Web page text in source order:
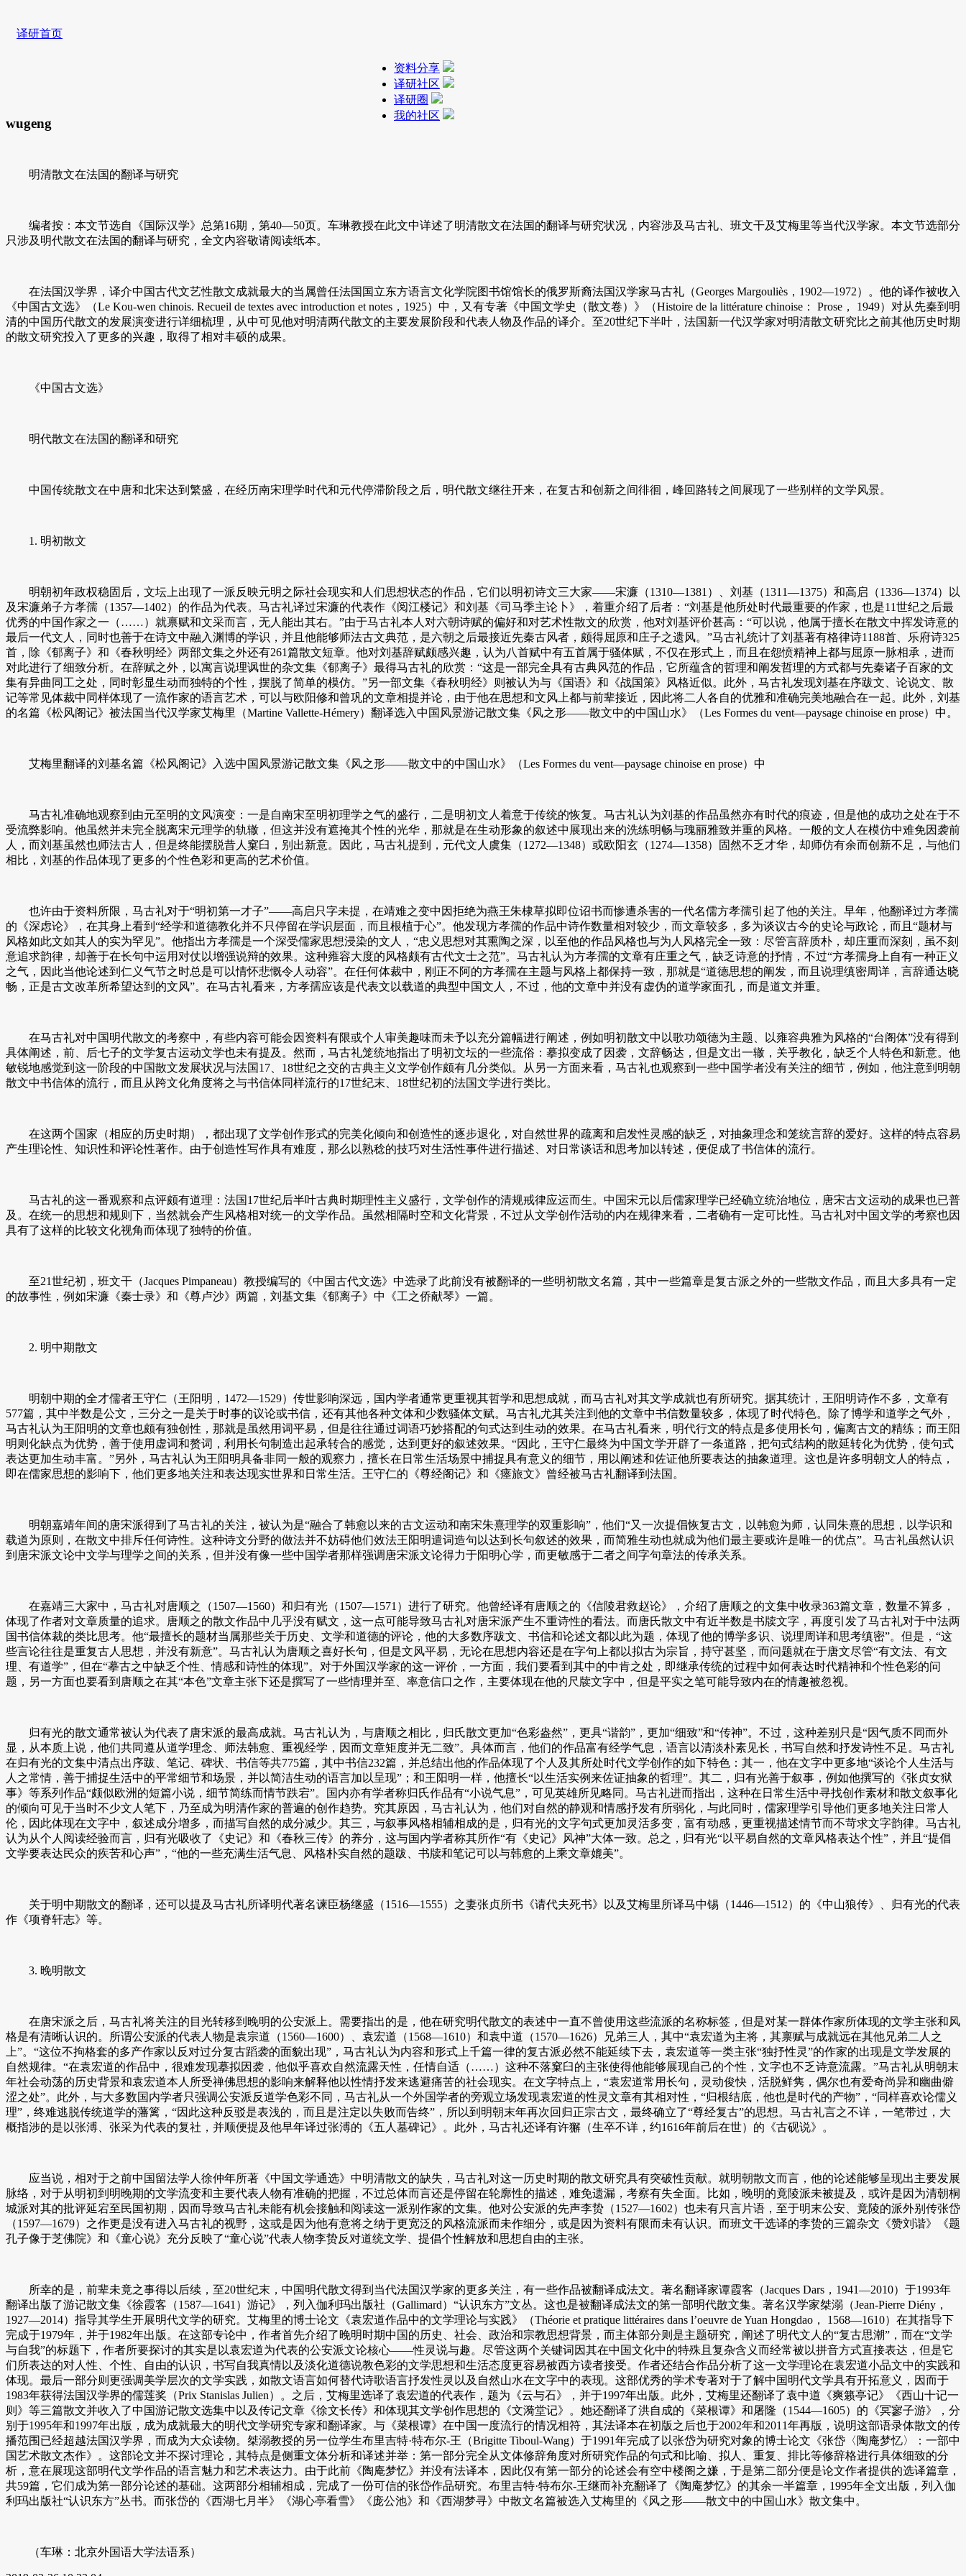
译研首页
资料分享
译研社区
译研圈
我的社区
wugeng
明清散文在法国的翻译与研究
编者按：本文节选自《国际汉学》总第16期，第40—50页。车琳教授在此文中详述了明清散文在法国的翻译与研究状况，内容涉及马古礼、班文干及艾梅里等当代汉学家。本文节选部分
只涉及明代散文在法国的翻译与研究，全文内容敬请阅读纸本。
在法国汉学界，译介中国古代文艺性散文成就最大的当属曾任法国国立东方语言文化学院图书馆馆长的俄罗斯裔法国汉学家马古礼（Georges Margouliès，1902—1972）。他的译作被收入
《中国古文选》（Le Kou-wen chinois. Recueil de textes avec introduction et notes，1925）中，又有专著《中国文学史（散文卷）》（Histoire de la littérature chinoise： Prose， 1949）对从先秦到明
清的中国历代散文的发展演变进行详细梳理，从中可见他对明清两代散文的主要发展阶段和代表人物及作品的译介。至20世纪下半叶，法国新一代汉学家对明清散文研究比之前其他历史时期
的散文研究投入了更多的兴趣，取得了相对丰硕的成果。
《中国古文选》
明代散文在法国的翻译和研究
中国传统散文在中唐和北宋达到繁盛，在经历南宋理学时代和元代停滞阶段之后，明代散文继往开来，在复古和创新之间徘徊，峰回路转之间展现了一些别样的文学风景。
1. 明初散文
明朝初年政权稳固后，文坛上出现了一派反映元明之际社会现实和人们思想状态的作品，它们以明初诗文三大家——宋濂（1310—1381）、刘基（1311—1375）和高启（1336—1374）以
及宋濂弟子方孝孺（1357—1402）的作品为代表。马古礼译过宋濂的代表作《阅江楼记》和刘基《司马季主论卜》，着重介绍了后者：“刘基是他所处时代最重要的作家，也是11世纪之后最
优秀的中国作家之一（……）就禀赋和文采而言，无人能出其右。”由于马古礼本人对六朝诗赋的偏好和对艺术性散文的欣赏，他对刘基评价甚高：“可以说，他属于擅长在散文中挥发诗意的
最后一代文人，同时也善于在诗文中融入渊博的学识，并且他能够师法古文典范，是六朝之后最接近先秦古风者，颇得屈原和庄子之遗风。”马古礼统计了刘基著有格律诗1188首、乐府诗325
首，除《郁离子》和《春秋明经》两部文集之外还有261篇散文短章。他对刘基辞赋颇感兴趣，认为八首赋中有五首属于骚体赋，不仅在形式上，而且在怨愤精神上都与屈原一脉相承，进而
对此进行了细致分析。在辞赋之外，以寓言说理讽世的杂文集《郁离子》最得马古礼的欣赏：“这是一部完全具有古典风范的作品，它所蕴含的哲理和阐发哲理的方式都与先秦诸子百家的文
集有异曲同工之处，同时彰显生动而独特的个性，摆脱了简单的模仿。”另一部文集《春秋明经》则被认为与《国语》和《战国策》风格近似。此外，马古礼发现刘基在序跋文、论说文、散
记等常见体裁中同样体现了一流作家的语言艺术，可以与欧阳修和曾巩的文章相提并论，由于他在思想和文风上都与前辈接近，因此将二人各自的优雅和准确完美地融合在一起。此外，刘基
的名篇《松风阁记》被法国当代汉学家艾梅里（Martine Vallette-Hémery）翻译选入中国风景游记散文集《风之形——散文中的中国山水》（Les Formes du vent—paysage chinoise en prose）中。
艾梅里翻译的刘基名篇《松风阁记》入选中国风景游记散文集《风之形——散文中的中国山水》（Les Formes du vent—paysage chinoise en prose）中
马古礼准确地观察到由元至明的文风演变：一是自南宋至明初理学之气的盛行，二是明初文人着意于传统的恢复。马古礼认为刘基的作品虽然亦有时代的痕迹，但是他的成功之处在于不
受流弊影响。他虽然并未完全脱离宋元理学的轨辙，但这并没有遮掩其个性的光华，那就是在生动形象的叙述中展现出来的洗练明畅与瑰丽雅致并重的风格。一般的文人在模仿中难免因袭前
人，而刘基虽然也师法古人，但是终能摆脱昔人窠臼，别出新意。因此，马古礼提到，元代文人虞集（1272—1348）或欧阳玄（1274—1358）固然不乏才华，却师仿有余而创新不足，与他们
相比，刘基的作品体现了更多的个性色彩和更高的艺术价值。
也许由于资料所限，马古礼对于“明初第一才子”——高启只字未提，在靖难之变中因拒绝为燕王朱棣草拟即位诏书而惨遭杀害的一代名儒方孝孺引起了他的关注。早年，他翻译过方孝孺
的《深虑论》，在其身上看到“经学和道德教化并不只停留在学识层面，而且根植于心”。他发现方孝孺的作品中诗作数量相对较少，而文章较多，多为谈议古今的史论与政论，而且“题材与
风格如此文如其人的实为罕见”。他指出方孝孺是一个深受儒家思想浸染的文人，“忠义思想对其熏陶之深，以至他的作品风格也与为人风格完全一致：尽管言辞质朴，却庄重而深刻，虽不刻
意追求韵律，却善于在长句中运用对仗以增强说辩的效果。这种雍容大度的风格颇有古代文士之范”。马古礼认为方孝孺的文章有庄重之气，缺乏诗意的抒情，不过“方孝孺身上自有一种正义
之气，因此当他论述到仁义气节之时总是可以情怀悲慨令人动容”。在任何体裁中，刚正不阿的方孝孺在主题与风格上都保持一致，那就是“道德思想的阐发，而且说理缜密周详，言辞通达晓
畅，正是古文改革所希望达到的文风”。在马古礼看来，方孝孺应该是代表文以载道的典型中国文人，不过，他的文章中并没有虚伪的道学家面孔，而是道文并重。
在马古礼对中国明代散文的考察中，有些内容可能会因资料有限或个人审美趣味而未予以充分篇幅进行阐述，例如明初散文中以歌功颂德为主题、以雍容典雅为风格的“台阁体”没有得到
具体阐述，前、后七子的文学复古运动文学也未有提及。然而，马古礼笼统地指出了明初文坛的一些流俗：摹拟变成了因袭，文辞畅达，但是文出一辙，关乎教化，缺乏个人特色和新意。他
敏锐地感觉到这一阶段的中国散文发展状况与法国17、18世纪之交的古典主义文学创作颇有几分类似。从另一方面来看，马古礼也观察到一些中国学者没有关注的细节，例如，他注意到明朝
散文中书信体的流行，而且从跨文化角度将之与书信体同样流行的17世纪末、18世纪初的法国文学进行类比。
在这两个国家（相应的历史时期），都出现了文学创作形式的完美化倾向和创造性的逐步退化，对自然世界的疏离和启发性灵感的缺乏，对抽象理念和笼统言辞的爱好。这样的特点容易
产生理论性、知识性和评论性著作。由于创造性写作具有难度，那么以熟稔的技巧对生活性事件进行描述、对日常谈话和思考加以转述，便促成了书信体的流行。
马古礼的这一番观察和点评颇有道理：法国17世纪后半叶古典时期理性主义盛行，文学创作的清规戒律应运而生。中国宋元以后儒家理学已经确立统治地位，唐宋古文运动的成果也已普
及。在统一的思想和规则下，当然就会产生风格相对统一的文学作品。虽然相隔时空和文化背景，不过从文学创作活动的内在规律来看，二者确有一定可比性。马古礼对中国文学的考察也因
具有了这样的比较文化视角而体现了独特的价值。
至21世纪初，班文干（Jacques Pimpaneau）教授编写的《中国古代文选》中选录了此前没有被翻译的一些明初散文名篇，其中一些篇章是复古派之外的一些散文作品，而且大多具有一定
的故事性，例如宋濂《秦士录》和《尊卢沙》两篇，刘基文集《郁离子》中《工之侨献琴》一篇。
2. 明中期散文
明朝中期的全才儒者王守仁（王阳明，1472—1529）传世影响深远，国内学者通常更重视其哲学和思想成就，而马古礼对其文学成就也有所研究。据其统计，王阳明诗作不多，文章有
577篇，其中半数是公文，三分之一是关于时事的议论或书信，还有其他各种文体和少数骚体文赋。马古礼尤其关注到他的文章中书信数量较多，体现了时代特色。除了博学和道学之气外，
马古礼认为王阳明的文章也颇有独创性，那就是虽然用词平易，但是往往通过词语巧妙搭配的句式达到生动的效果。在马古礼看来，明代行文的特点是多使用长句，偏离古文的精练；而王阳
明则化缺点为优势，善于使用虚词和赘词，利用长句制造出起承转合的感觉，达到更好的叙述效果。“因此，王守仁最终为中国文学开辟了一条道路，把句式结构的散延转化为优势，使句式
表达更加生动丰富。”另外，马古礼认为王阳明具备非同一般的观察力，擅长在日常生活场景中捕捉具有意义的细节，用以阐述和佐证他所要表达的抽象道理。这也是许多明朝文人的特点，
即在儒家思想的影响下，他们更多地关注和表达现实世界和日常生活。王守仁的《尊经阁记》和《瘗旅文》曾经被马古礼翻译到法国。
明朝嘉靖年间的唐宋派得到了马古礼的关注，被认为是“融合了韩愈以来的古文运动和南宋朱熹理学的双重影响”，他们“又一次提倡恢复古文，以韩愈为师，认同朱熹的思想，以学识和
载道为原则，在散文中排斥任何诗性。这种诗文分野的做法并不妨碍他们效法王阳明遣词造句以达到长句叙述的效果，而简雅生动也就成为他们最主要或许是唯一的优点”。马古礼虽然认识
到唐宋派文论中文学与理学之间的关系，但并没有像一些中国学者那样强调唐宋派文论得力于阳明心学，而更敏感于二者之间字句章法的传承关系。
在嘉靖三大家中，马古礼对唐顺之（1507—1560）和归有光（1507—1571）进行了研究。他曾经译有唐顺之的《信陵君救赵论》，介绍了唐顺之的文集中收录363篇文章，数量不算多，
体现了作者对文章质量的追求。唐顺之的散文作品中几乎没有赋文，这一点可能导致马古礼对唐宋派产生不重诗性的看法。而唐氏散文中有近半数是书牍文字，再度引发了马古礼对于中法两
国书信体裁的类比思考。他“最擅长的题材当属那些关于历史、文学和道德的评论，他的大多数序跋文、书信和论述文都以此为题，体现了他的博学多识、说理周详和思考缜密”。但是，“这
些言论往往是重复古人思想，并没有新意”。马古礼认为唐顺之喜好长句，但是文风平易，无论在思想内容还是在字句上都以拟古为宗旨，持守甚坚，而问题就在于唐文尽管“有文法、有文
理、有道学”，但在“摹古之中缺乏个性、情感和诗性的体现”。对于外国汉学家的这一评价，一方面，我们要看到其中的中肯之处，即继承传统的过程中如何表达时代精神和个性色彩的问
题，另一方面也要看到唐顺之在其“本色”文章主张下还是撰写了一些情理并至、率意信口之作，主要体现在他的尺牍文字中，但是平实之笔可能导致内在的情趣被忽视。
归有光的散文通常被认为代表了唐宋派的最高成就。马古礼认为，与唐顺之相比，归氏散文更加“色彩盎然”，更具“谐韵”，更加“细致”和“传神”。不过，这种差别只是“因气质不同而外
显，从本质上说，他们共同遵从道学理念、师法韩愈、重视经学，因而文章矩度并无二致”。具体而言，他们的作品富有经学气息，语言以清淡朴素见长，书写自然和抒发诗性不足。马古礼
在归有光的文集中清点出序跋、笔记、碑状、书信等共775篇，其中书信232篇，并总结出他的作品体现了个人及其所处时代文学创作的如下特色：其一，他在文字中更多地“谈论个人生活与
人之常情，善于捕捉生活中的平常细节和场景，并以简洁生动的语言加以呈现”；和王阳明一样，他擅长“以生活实例来佐证抽象的哲理”。其二，归有光善于叙事，例如他撰写的《张贞女狱
事》等系列作品“颇似欧洲的短篇小说，细节简练而情节跌宕”。国内亦有学者称归氏作品有“小说气息”，可见英雄所见略同。马古礼进而指出，这种在日常生活中寻找创作素材和散文叙事化
的倾向可见于当时不少文人笔下，乃至成为明清作家的普遍的创作趋势。究其原因，马古礼认为，他们对自然的静观和情感抒发有所弱化，与此同时，儒家理学引导他们更多地关注日常人
伦，因此体现在文字中，叙述成分增多，而描写自然的成分减少。其三，与叙事风格相辅相成的是，归有光的文字句式更加灵活多变，富有动感，更重视描述情节而不苛求文字韵律。马古礼
认为从个人阅读经验而言，归有光吸收了《史记》和《春秋三传》的养分，这与国内学者称其所作“有《史记》风神”大体一致。总之，归有光“以平易自然的文章风格表达个性”，并且“提倡
文学要表达民众的疾苦和心声”，“他的一些充满生活气息、风格朴实自然的题跋、书牍和笔记可以与韩愈的上乘文章媲美”。
关于明中期散文的翻译，还可以提及马古礼所译明代著名谏臣杨继盛（1516—1555）之妻张贞所书《请代夫死书》以及艾梅里所译马中锡（1446—1512）的《中山狼传》、归有光的代表
作《项脊轩志》等。
3. 晚明散文
在唐宋派之后，马古礼将关注的目光转移到晚明的公安派上。需要指出的是，他在研究明代散文的表述中一直不曾使用这些流派的名称标签，但是对某一群体作家所体现的文学主张和风
格是有清晰认识的。所谓公安派的代表人物是袁宗道（1560—1600）、袁宏道（1568—1610）和袁中道（1570—1626）兄弟三人，其中“袁宏道为主将，其禀赋与成就远在其他兄弟二人之
上”。“这位不拘格套的多产作家以反对过分复古蹈袭的面貌出现”，马古礼认为内容和形式上千篇一律的复古派必然不能延续下去，袁宏道等一类主张“独抒性灵”的作家的出现是文学发展的
自然规律。“在袁宏道的作品中，很难发现摹拟因袭，他似乎喜欢自然流露天性，任情自适（……）这种不落窠臼的主张使得他能够展现自己的个性，文字也不乏诗意流露。”马古礼从明朝末
年社会动荡的历史背景和袁宏道本人所受禅佛思想的影响来解释他以性情抒发来逃避痛苦的社会现实。在文字特点上，“袁宏道常用长句，灵动俊快，活脱鲜隽，偶尔也有爱奇尚异和幽曲僻
涩之处”。此外，与大多数国内学者只强调公安派反道学色彩不同，马古礼从一个外国学者的旁观立场发现袁宏道的性灵文章有其相对性，“归根结底，他也是时代的产物”，“同样喜欢论儒义
理”，终难逃脱传统道学的藩篱，“因此这种反驳是表浅的，而且是注定以失败而告终”，所以到明朝末年再次回归正宗古文，最终确立了“尊经复古”的思想。马古礼言之不详，一笔带过，大
概指涉的是以张溥、张采为代表的复社，并顺便提及他早年译过张溥的《五人墓碑记》。此外，马古礼还译有许獬（生卒不详，约1616年前后在世）的《古砚说》。
应当说，相对于之前中国留法学人徐仲年所著《中国文学通选》中明清散文的缺失，马古礼对这一历史时期的散文研究具有突破性贡献。就明朝散文而言，他的论述能够呈现出主要发展
脉络，对于从明初到明晚期的文学流变和主要代表人物有准确的把握，不过总体而言还是停留在轮廓性的描述，难免遗漏，考察有失全面。比如，晚明的竟陵派未被提及，或许是因为清朝桐
城派对其的批评延宕至民国初期，因而导致马古礼未能有机会接触和阅读这一派别作家的文集。他对公安派的先声李贽（1527—1602）也未有只言片语，至于明末公安、竟陵的派外别传张岱
（1597—1679）之作更是没有进入马古礼的视野，这或是因为他有意将之纳于更宽泛的风格流派而未作细分，或是因为资料有限而未有认识。而班文干选译的李贽的三篇杂文《赞刘谐》《题
孔子像于芝佛院》和《童心说》充分反映了“童心说”代表人物李贽反对道统文学、提倡个性解放和思想自由的主张。
所幸的是，前辈未竟之事得以后续，至20世纪末，中国明代散文得到当代法国汉学家的更多关注，有一些作品被翻译成法文。著名翻译家谭霞客（Jacques Dars，1941—2010）于1993年
翻译出版了游记散文集《徐霞客（1587—1641）游记》，列入伽利玛出版社（Gallimard）“认识东方”文丛。这也是被翻译成法文的第一部明代散文集。著名汉学家桀溺（Jean-Pierre Diény，
1927—2014）指导其学生开展明代文学的研究。艾梅里的博士论文《袁宏道作品中的文学理论与实践》（Théorie et pratique littéraires dans l’oeuvre de Yuan Hongdao， 1568—1610）在其指导下
完成于1979年，并于1982年出版。在这部专论中，作者首先介绍了晚明时期中国的历史、社会、政治和宗教思想背景，而主体部分则是主题研究，阐述了明代文人的“复古思潮”，而在“文学
与自我”的标题下，作者所要探讨的其实是以袁宏道为代表的公安派文论核心——性灵说与趣。尽管这两个关键词因其在中国文化中的特殊且复杂含义而经常被以拼音方式直接表达，但是它
们所表达的对人性、个性、自由的认识，书写自我真情以及淡化道德说教色彩的文学思想和生活态度更容易被西方读者接受。作者还结合作品分析了这一文学理论在袁宏道小品文中的实践和
体现。最后一部分则更强调美学层次的文学实践，如散文语言如何替代诗歌语言抒发性灵以及自然山水在文字中的表现。这部优秀的学术专著对于了解中国明代文学具有开拓意义，因而于
1983年获得法国汉学界的儒莲奖（Prix Stanislas Julien）。之后，艾梅里选译了袁宏道的代表作，题为《云与石》，并于1997年出版。此外，艾梅里还翻译了袁中道《爽籁亭记》《西山十记一
则》等三篇散文并收入了中国游记散文选集中以及传记文章《徐文长传》和体现其文学创作思想的《文漪堂记》。她还翻译了洪自成的《菜根谭》和屠隆（1544—1605）的《冥寥子游》，分
别于1995年和1997年出版，成为成就最大的明代文学研究专家和翻译家。与《菜根谭》在中国一度流行的情况相符，其法译本在初版之后也于2002年和2011年再版，说明这部语录体散文的传
播范围已经超越法国汉学界，而成为大众读物。桀溺教授的另一位学生布里吉特·特布尔-王（Brigitte Tiboul-Wang）于1991年完成了以张岱为研究对象的博士论文《张岱〈陶庵梦忆〉：一部中
国艺术散文杰作》。这部论文并不探讨理论，其特点是侧重文体分析和译述并举：第一部分完全从文体修辞角度对所研究作品的句式和比喻、拟人、重复、排比等修辞格进行具体细致的分
析，意在展现这部明代文学作品的语言魅力和艺术表达力。由于此前《陶庵梦忆》并没有法译本，因此仅有第一部分的论述会有空中楼阁之嫌，于是第二部分便是论文作者提供的选译篇章，
共59篇，它们成为第一部分论述的基础。这两部分相辅相成，完成了一份可信的张岱作品研究。布里吉特·特布尔-王继而补充翻译了《陶庵梦忆》的其余一半篇章，1995年全文出版，列入伽
利玛出版社“认识东方”丛书。而张岱的《西湖七月半》《湖心亭看雪》《庞公池》和《西湖梦寻》中散文名篇被选入艾梅里的《风之形——散文中的中国山水》散文集中。
（车琳：北京外国语大学法语系）